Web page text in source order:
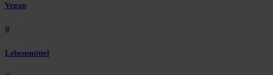
Vegan
#
Lebensmittel